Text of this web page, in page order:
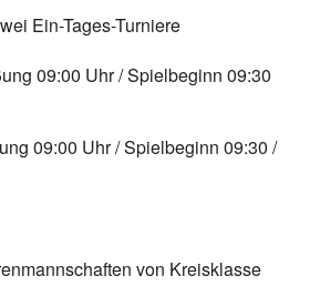
Ein-Tages-Turniere
09:00 Uhr / Spielbeginn 09:30
09:00 Uhr / Spielbeginn 09:30 /
von Kreisklasse